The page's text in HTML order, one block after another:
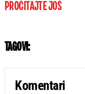
PROČITAJTE JOŠ
TAGOVI:
Komentari